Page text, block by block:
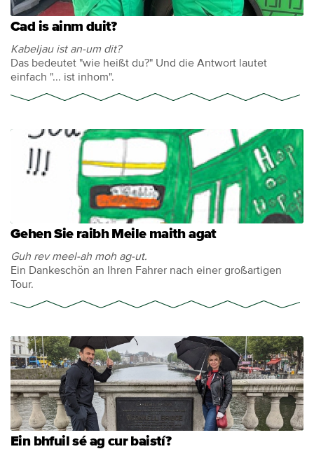
Cad is ainm duit?
Kabeljau ist an-um dit?
Das bedeutet "wie heißt du?" Und die Antwort lautet
einfach "... ist inhom".
Gehen Sie raibh Meile maith agat
Guh rev meel-ah moh ag-ut.
Ein Dankeschön an Ihren Fahrer nach einer großartigen
Tour.
Ein bhfuil sé ag cur baistí?